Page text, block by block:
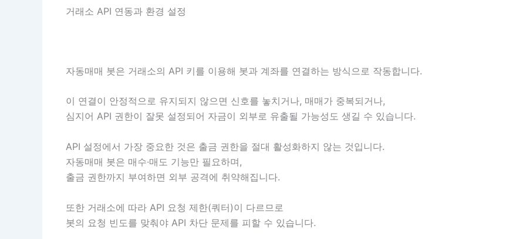
거래소 API 연동과 환경 설정
자동매매 봇은 거래소의 API 키를 이용해 봇과 계좌를 연결하는 방식으로 작동합니다.
이 연결이 안정적으로 유지되지 않으면 신호를 놓치거나, 매매가 중복되거나,
심지어 API 권한이 잘못 설정되어 자금이 외부로 유출될 가능성도 생길 수 있습니다.
API 설정에서 가장 중요한 것은 출금 권한을 절대 활성화하지 않는 것입니다.
자동매매 봇은 매수·매도 기능만 필요하며,
출금 권한까지 부여하면 외부 공격에 취약해집니다.
또한 거래소에 따라 API 요청 제한(쿼터)이 다르므로
봇의 요청 빈도를 맞춰야 API 차단 문제를 피할 수 있습니다.